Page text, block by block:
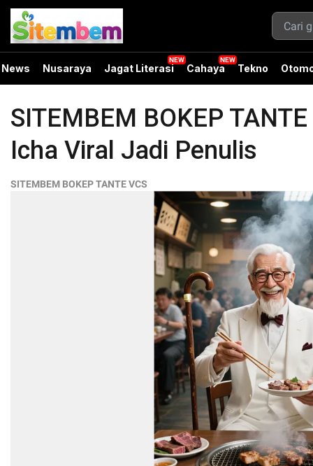
News Nusaraya Jagat Literasi Cahaya Tekno
SITEMBEM BOKEP
Icha Viral Jadi Penulis
SITEMBEM BOKEP TANTE VCS